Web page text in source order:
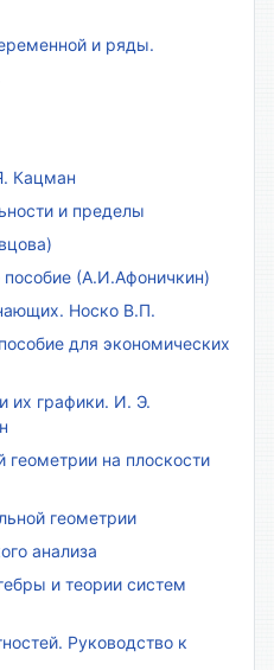
и ряды.
Кацман
и пределы
(А.И.Афоничкин)
Носко В.П.
для экономических
их графики. И. Э.
геометрии на плоскости
геометрии
анализа
и теории систем
Руководство к